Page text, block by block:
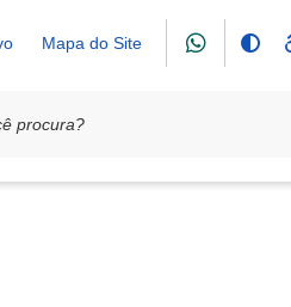
Mapa do Site